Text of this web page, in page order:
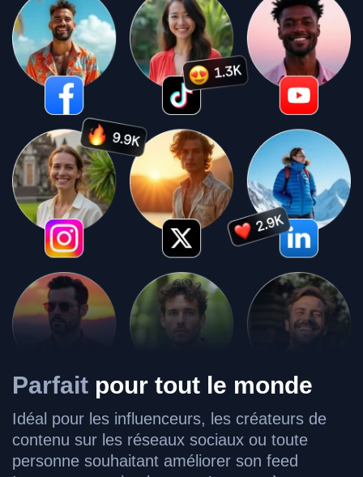
Parfait pour tout le monde
Idéal pour les influenceurs, les créateurs de
contenu sur les réseaux sociaux ou toute
personne souhaitant améliorer son feed